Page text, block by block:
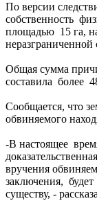
По версии
собственность
площадью 15 га,
неразграниченной
Общая сумма
составила более
Сообщается, что
обвиняемого
-В настоящее
вручения
заключения,
существу, -